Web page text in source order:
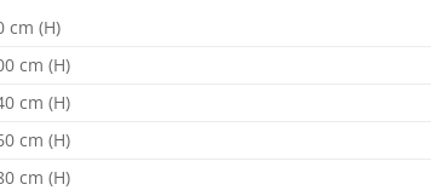
cm (H)
cm (H)
cm (H)
cm (H)
cm (H)